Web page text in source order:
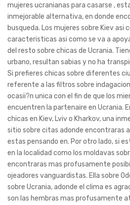
mujeres ucranianas para casarse ,
inmejorable alternativa, en donde
busqueda. Los mujeres sobre Kiev asi­
caracteristicas asi­ como se va a
del resto sobre chicas de Ucrania.
urbano, resultan sabias y no ha
Si prefieres chicas sobre diferentes
referente a las filtros sobre
ocasii?n unica con el fin de que los
encuentren la partenaire en Ucrania.
chicas en Kiev, Lviv o Kharkov, una
sitio sobre citas adonde encontraras
estas pensando en. Por otro lado, si
en la localidad como los moldavas
encontraras mas profusamente
ojeadores vanguardistas. Ella sobre
sobre Ucrania, adonde el clima es
son las hembras mas profusamente